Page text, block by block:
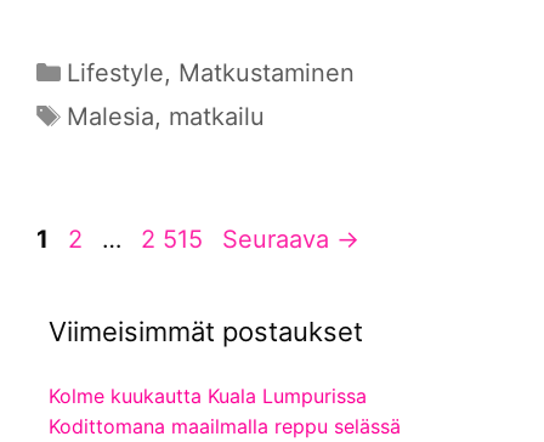
Kategoriat
Lifestyle, Matkustaminen
Avainsanat
Malesia, matkailu
Sivu
1 Sivu
2 … Sivu
2 515 Seuraava →
Viimeisimmät postaukset
Kolme kuukautta Kuala Lumpurissa
Kodittomana maailmalla reppu selässä